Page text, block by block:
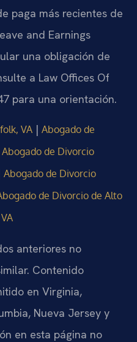
paga más recientes de
and Earnings
una obligación de
a Law Offices Of
para una orientación.
VA | Abogado de
Abogado de Divorcio
Abogado de Divorcio
de Divorcio de Alto
anteriores no
Contenido
en Virginia,
Nueva Jersey y
en esta página no